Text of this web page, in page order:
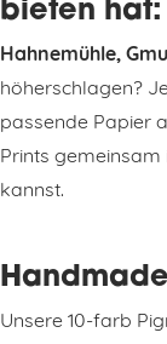
bieten hat:
Hahnemühle,
höherschlagen?
passende Papier
Prints gemeinsam
kannst.
Unsere 10-farb